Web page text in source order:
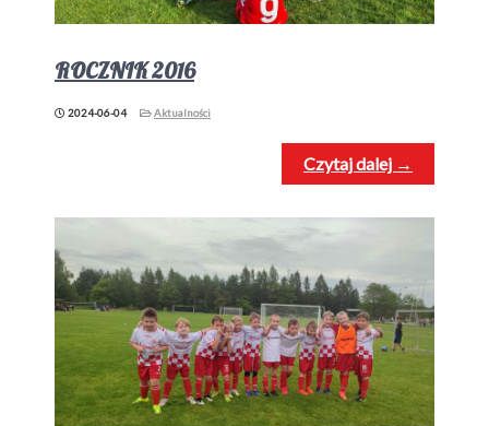
ROCZNIK 2016
2024-06-04 Aktualności
Czytaj dalej →